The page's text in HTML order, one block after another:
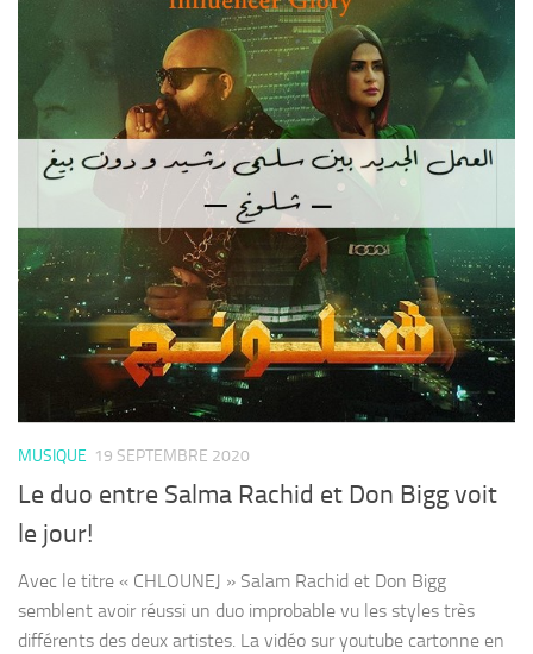
MUSIQUE 19 SEPTEMBRE 2020
Le duo entre Salma Rachid et Don Bigg voit
le jour!
Avec le titre « CHLOUNEJ » Salam Rachid et Don Bigg
semblent avoir réussi un duo improbable vu les styles très
différents des deux artistes. La vidéo sur youtube cartonne en